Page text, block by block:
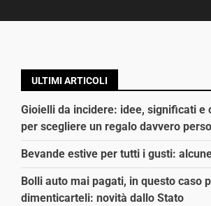
ULTIMI ARTICOLI
Gioielli da incidere: idee, significati e
per scegliere un regalo davvero
Bevande estive per tutti i gusti:
Bolli auto mai pagati, in questo caso
dimenticarteli: novità dallo Stato